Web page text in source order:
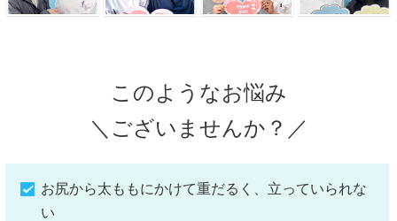
このようなお悩み
＼ございませんか？／
お尻から太ももにかけて重だるく、立っていられな
い